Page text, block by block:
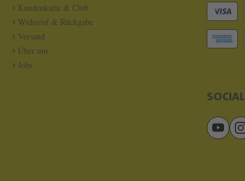
Kundenkarte & Club
Widerruf & Rückgabe
Versand
Über uns
Jobs
SOCIAL